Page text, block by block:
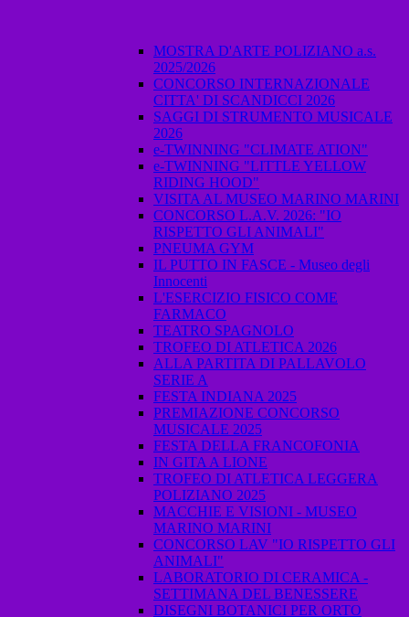
MOSTRA D'ARTE POLIZIANO a.s.
2025/2026
CONCORSO INTERNAZIONALE
CITTA' DI SCANDICCI 2026
SAGGI DI STRUMENTO MUSICALE
2026
e-TWINNING "CLIMATE ATION"
e-TWINNING "LITTLE YELLOW
RIDING HOOD"
VISITA AL MUSEO MARINO MARINI
CONCORSO L.A.V. 2026: "IO
RISPETTO GLI ANIMALI"
PNEUMA GYM
IL PUTTO IN FASCE - Museo degli
Innocenti
L'ESERCIZIO FISICO COME
FARMACO
TEATRO SPAGNOLO
TROFEO DI ATLETICA 2026
ALLA PARTITA DI PALLAVOLO
SERIE A
FESTA INDIANA 2025
PREMIAZIONE CONCORSO
MUSICALE 2025
FESTA DELLA FRANCOFONIA
IN GITA A LIONE
TROFEO DI ATLETICA LEGGERA
POLIZIANO 2025
MACCHIE E VISIONI - MUSEO
MARINO MARINI
CONCORSO LAV "IO RISPETTO GLI
ANIMALI"
LABORATORIO DI CERAMICA -
SETTIMANA DEL BENESSERE
DISEGNI BOTANICI PER ORTO